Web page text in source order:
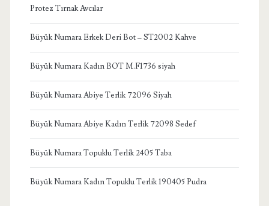
Protez Tırnak Avcılar
Büyük Numara Erkek Deri Bot – ST2002 Kahve
Büyük Numara Kadın BOT M.F1736 siyah
Büyük Numara Abiye Terlik 72096 Siyah
Büyük Numara Abiye Kadın Terlik 72098 Sedef
Büyük Numara Topuklu Terlik 2405 Taba
Büyük Numara Kadın Topuklu Terlik 190405 Pudra